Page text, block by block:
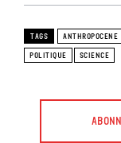
TAGS ANTHROPOCENE
POLITIQUE
SCIENCE